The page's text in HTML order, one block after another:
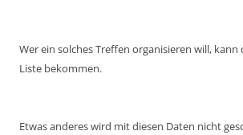
Wer ein solches Treffen organisieren will,
Liste bekommen.
Etwas anderes wird mit diesen Daten nicht